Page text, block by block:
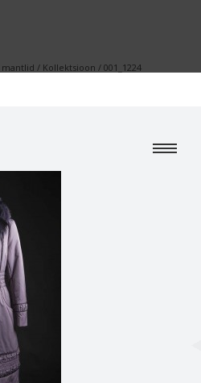
mantlid / Kollektsioon / 001_1224